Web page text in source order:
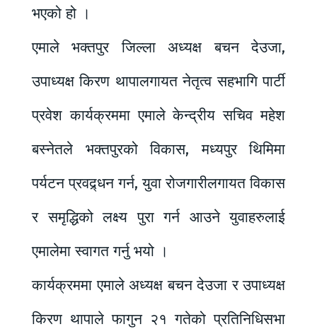
भएको हो ।
एमाले भक्तपुर जिल्ला अध्यक्ष बचन देउजा,
उपाध्यक्ष किरण थापालगायत नेतृत्व सहभागि पार्टी
प्रवेश कार्यक्रममा एमाले केन्द्रीय सचिव महेश
बस्नेतले भक्तपुरको विकास, मध्यपुर थिमिमा
पर्यटन प्रवद्र्धन गर्न, युवा रोजगारीलगायत विकास
र समृद्धिको लक्ष्य पुरा गर्न आउने युवाहरुलाई
एमालेमा स्वागत गर्नु भयो ।
कार्यक्रममा एमाले अध्यक्ष बचन देउजा र उपाध्यक्ष
किरण थापाले फागुन २१ गतेको प्रतिनिधिसभा